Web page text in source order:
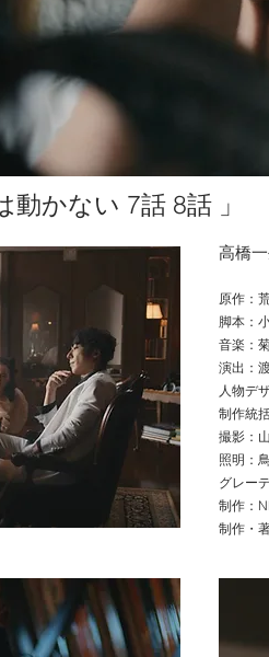
かない 7話 8話 」
高橋
原作：
脚本：
音楽：
演出：
人物デ
制作統
撮影：
照明：
グレー
​制作 ：
制作・